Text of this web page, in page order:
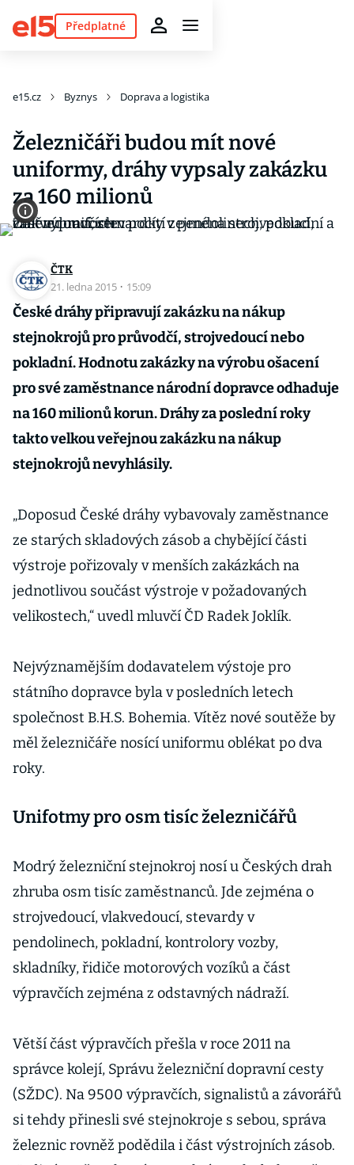
Předplatné
e15.cz Byznys Doprava a logistika
Železničáři budou mít nové
uniformy, dráhy vypsaly zakázku
za 160 milionů
ČTK
21. ledna 2015 · 15:09
České dráhy připravují zakázku na nákup
stejnokrojů pro průvodčí, strojvedoucí nebo
pokladní. Hodnotu zakázky na výrobu ošacení
pro své zaměstnance národní dopravce odhaduje
na 160 milionů korun. Dráhy za poslední roky
takto velkou veřejnou zakázku na nákup
stejnokrojů nevyhlásily.
„Doposud České dráhy vybavovaly zaměstnance
ze starých skladových zásob a chybějící části
výstroje pořizovaly v menších zakázkách na
jednotlivou součást výstroje v požadovaných
velikostech,“ uvedl mluvčí ČD Radek Joklík.
Nejvýznamějším dodavatelem výstoje pro
státního dopravce byla v posledních letech
společnost B.H.S. Bohemia. Vítěz nové soutěže by
měl železničáře nosící uniformu oblékat po dva
roky.
Unifotmy pro osm tisíc železničářů
Modrý železniční stejnokroj nosí u Českých drah
zhruba osm tisíc zaměstnanců. Jde zejména o
strojvedoucí, vlakvedoucí, stevardy v
pendolinech, pokladní, kontrolory vozby,
skladníky, řidiče motorových vozíků a část
výpravčích zejména z odstavných nádraží.
Větší část výpravčích přešla v roce 2011 na
správce kolejí, Správu železniční dopravní cesty
(SŽDC). Na 9500 výpravčích, signalistů a závorářů
si tehdy přinesli své stejnokroje s sebou, správa
železnic rovněž podědila i část výstrojních zásob.